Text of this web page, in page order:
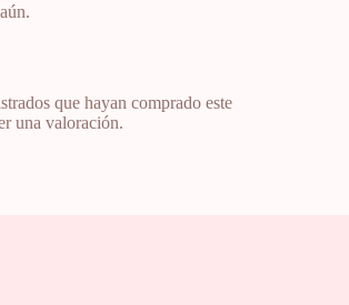
que hayan comprado este
una valoración.